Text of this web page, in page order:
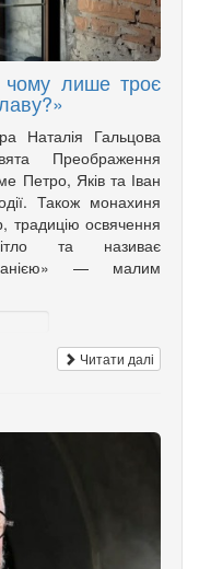
чому лише троє
Наталія Гальцова
Преображення
Петро, Яків та Іван
Також монахиня
традицію освячення
та називає
— малим
Читати далі